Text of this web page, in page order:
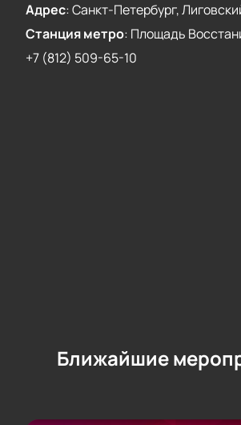
воспоминания.
Адрес:Санкт-Петербург,
Станция метро: Площадь
+7 (812) 509-65-10
Ближайшие